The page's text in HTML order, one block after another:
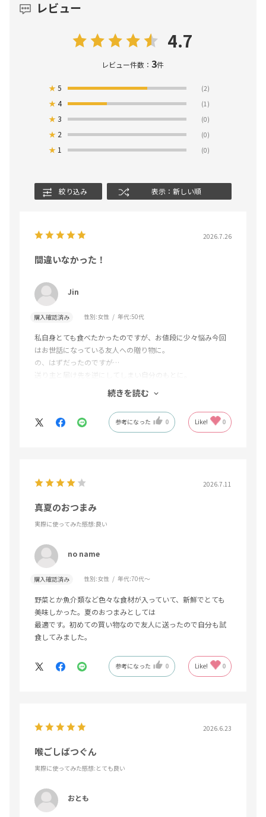
レビュー
4.7
レビュー件数：3件
★5 (2)
★4 (1)
★3 (0)
★ 2 (0)
★ 1 (0)
絞り込み 表示：新しい順
2026.7.26
間違いなかった！
Jin
購入確認済み 性別:女性 年代:50代
私自身とても食べたかったのですが、お値段に少々悩み今回
はお世話になっている友人への贈り物に。
の、はずだったのですが…
送り主と届け先を逆にしてしまい自分のもとに。
ウヒャー😱感満載でしたが、自分へのご褒美だ!?と。
思った通り。 具材はゴロっと、出汁が最高に美味しく。
間違えて良かったァァァ〜笑
続きを読む
参考になった 0 Like! 0
2026.7.11
真夏のおつまみ
実際に使ってみた感想:良い
no name
購入確認済み 性別:女性 年代:70代～
野菜とか魚介類など色々な食材が入っていて、新鮮でとても
美味しかった。夏のおつまみとしては
最適です。初めての買い物なので友人に送ったので自分も試
食してみました。
参考になった 0 Like! 0
2026.6.23
喉ごしばつぐん
実際に使ってみた感想:とても良い
おとも